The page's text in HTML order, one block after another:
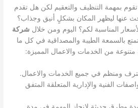
بمهمة التنظيف والتعقيم لكن هل تقدم
تبحث عنها ليظهر المكان بشكلٍ أنيق وجذاب؟
المناسبة لكم؟ اليوم ومن خلال شركة
بالسمعة الطيبة والمصداقية في كل ما
من الخدمات والاعمال المميزة:
ومنظم في جميع الخدمات والاعمال.
الفنية والإدارية المتعلقة المتفق